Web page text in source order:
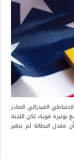
الفيدرالي الصادر
بوتيرة قوية، لكن اللجنة
معدل البطالة لم يتغير